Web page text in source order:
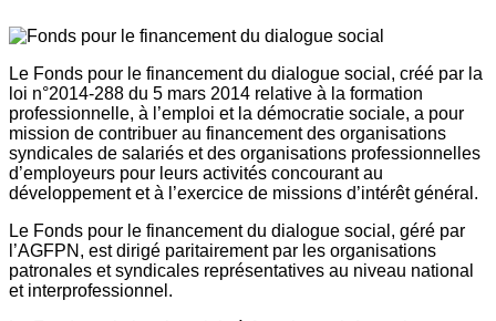
Le Fonds pour le financement du dialogue social, créé par la
loi n°2014-288 du 5 mars 2014 relative à la formation
professionnelle, à l’emploi et la démocratie sociale, a pour
mission de contribuer au financement des organisations
syndicales de salariés et des organisations professionnelles
d’employeurs pour leurs activités concourant au
développement et à l’exercice de missions d’intérêt général.
Le Fonds pour le financement du dialogue social, géré par
l’AGFPN, est dirigé paritairement par les organisations
patronales et syndicales représentatives au niveau national
et interprofessionnel.